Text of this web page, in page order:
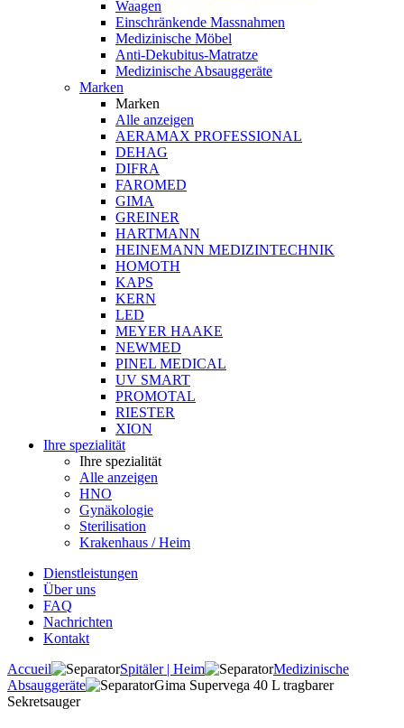
Waagen
Einschränkende Massnahmen
Medizinische Möbel
Anti-Dekubitus-Matratze
Medizinische Absauggeräte
Marken
Marken
Alle anzeigen
AERAMAX PROFESSIONAL
DEHAG
DIFRA
FAROMED
GIMA
GREINER
HARTMANN
HEINEMANN MEDIZINTECHNIK
HOMOTH
KAPS
KERN
LED
MEYER HAAKE
NEWMED
PINEL MEDICAL
UV SMART
PROMOTAL
RIESTER
XION
Ihre spezialität
Ihre spezialität
Alle anzeigen
HNO
Gynäkologie
Sterilisation
Krakenhaus / Heim
Dienstleistungen
Über uns
FAQ
Nachrichten
Kontakt
Accueil
Spitäler | Heim
Medizinische
Absauggeräte
Gima Supervega 40 L tragbarer
Sekretsauger